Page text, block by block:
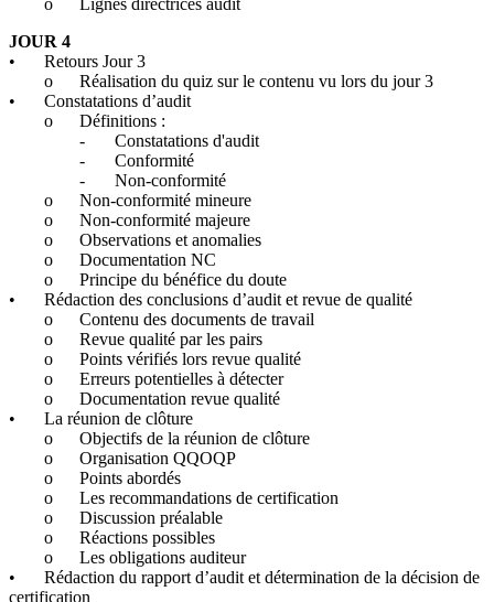
o
Lignes directrices audit
JOUR 4
•
Retours Jour 3
o
Réalisation du quiz sur le contenu vu lors du jour 3
•
Constatations d’audit
o
Définitions :
-
Constatations d'audit
-
Conformité
-
Non-conformité
o
Non-conformité mineure
o
Non-conformité majeure
o
Observations et anomalies
o
Documentation NC
o
Principe du bénéfice du doute
•
Rédaction des conclusions d’audit et revue de qualité
o
Contenu des documents de travail
o
Revue qualité par les pairs
o
Points vérifiés lors revue qualité
o
Erreurs potentielles à détecter
o
Documentation revue qualité
•
La réunion de clôture
o
Objectifs de la réunion de clôture
o
Organisation QQOQP
o
Points abordés
o
Les recommandations de certification
o
Discussion préalable
o
Réactions possibles
o
Les obligations auditeur
•
Rédaction du rapport d’audit et détermination de la décision de
certification